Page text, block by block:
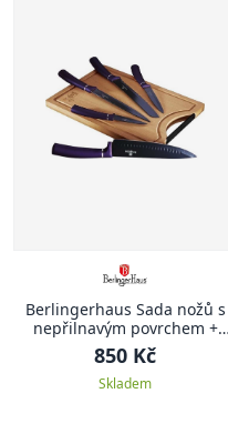
Berlingerhaus Sada nožů s
nepřilnavým povrchem +
prkénko 6 ks Purple Metallic
Line
850 Kč
Skladem